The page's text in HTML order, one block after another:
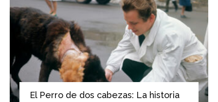
El Perro de dos cabezas: La historia